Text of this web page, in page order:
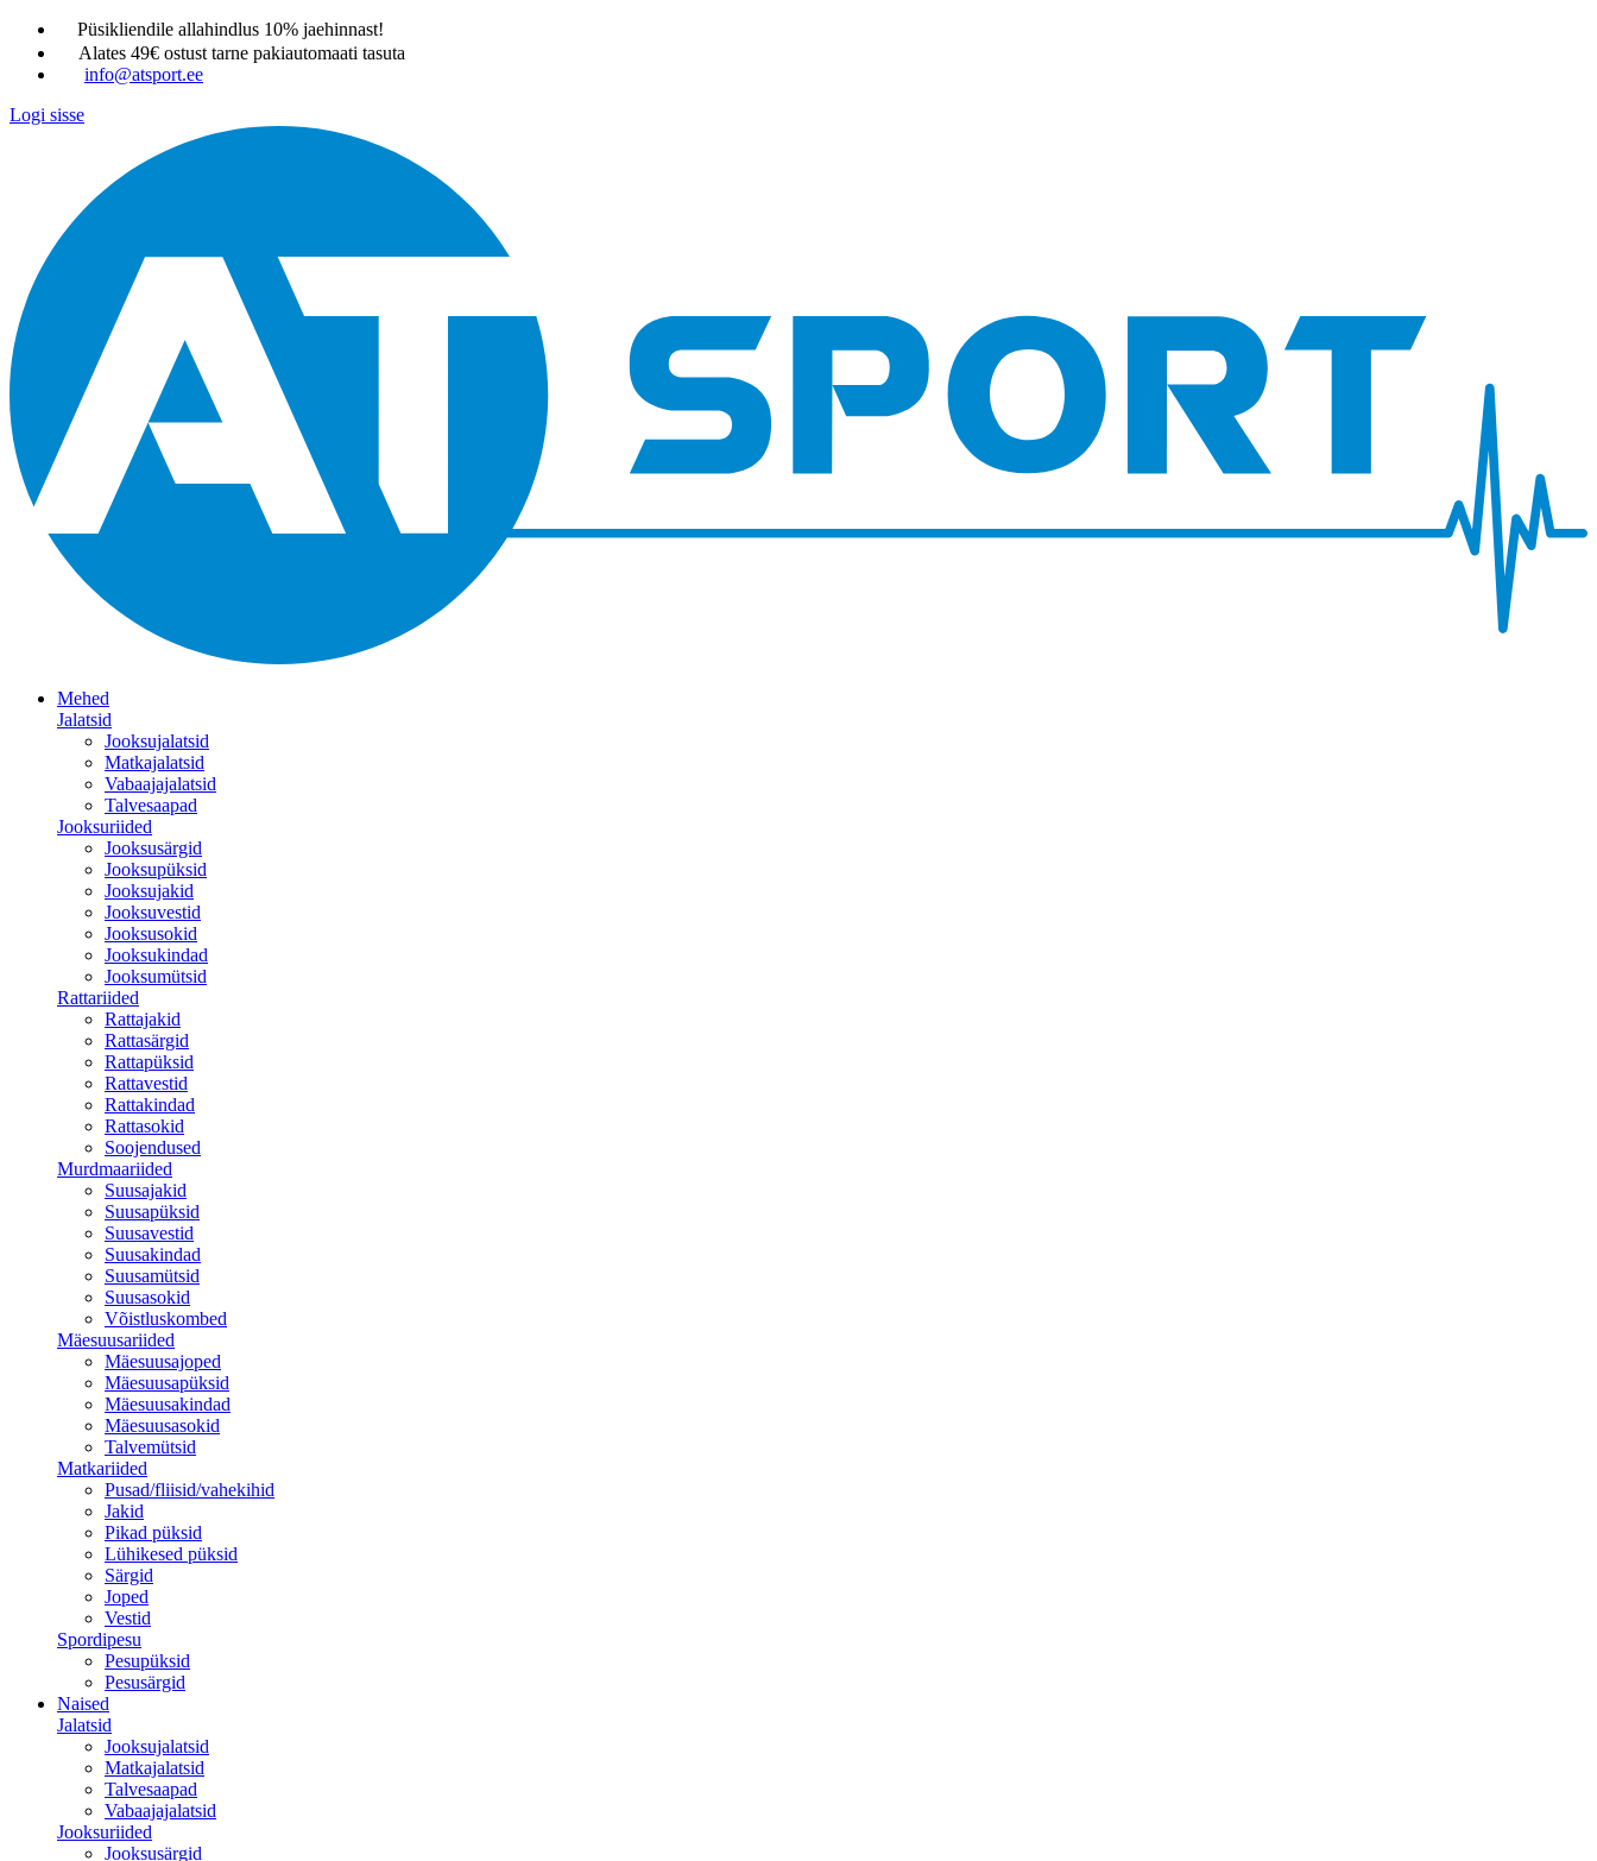
Püsikliendile allahindlus 10% jaehinnast!
Alates 49€ ostust tarne pakiautomaati tasuta
info@atsport.ee
Logi sisse
Mehed
Jalatsid
Jooksujalatsid
Matkajalatsid
Vabaajajalatsid
Talvesaapad
Jooksuriided
Jooksusärgid
Jooksupüksid
Jooksujakid
Jooksuvestid
Jooksusokid
Jooksukindad
Jooksumütsid
Rattariided
Rattajakid
Rattasärgid
Rattapüksid
Rattavestid
Rattakindad
Rattasokid
Soojendused
Murdmaariided
Suusajakid
Suusapüksid
Suusavestid
Suusakindad
Suusamütsid
Suusasokid
Võistluskombed
Mäesuusariided
Mäesuusajoped
Mäesuusapüksid
Mäesuusakindad
Mäesuusasokid
Talvemütsid
Matkariided
Pusad/fliisid/vahekihid
Jakid
Pikad püksid
Lühikesed püksid
Särgid
Joped
Vestid
Spordipesu
Pesupüksid
Pesusärgid
Naised
Jalatsid
Jooksujalatsid
Matkajalatsid
Talvesaapad
Vabaajajalatsid
Jooksuriided
Jooksusärgid